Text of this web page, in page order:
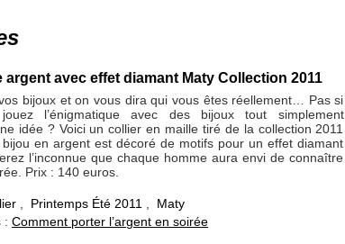
argent avec effet diamant Maty Collection 2011
bijoux et on vous dira qui vous êtes réellement… Pas si
l’énigmatique avec des bijoux tout simplement
idée ? Voici un collier en maille tiré de la collection 2011
en argent est décoré de motifs pour un effet diamant
l’inconnue que chaque homme aura envi de connaître
Prix : 140 euros.
Printemps Été 2011
Maty
:Comment porter l’argent en soirée